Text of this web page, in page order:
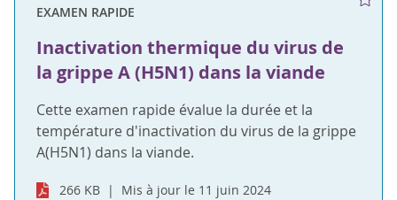
EXAMEN RAPIDE
Inactivation thermique du virus de
la grippe A (H5N1) dans la viande
Cette examen rapide évalue la durée et la
température d'inactivation du virus de la grippe
A(H5N1) dans la viande.
266 KB Mis à jour le 11 juin 2024